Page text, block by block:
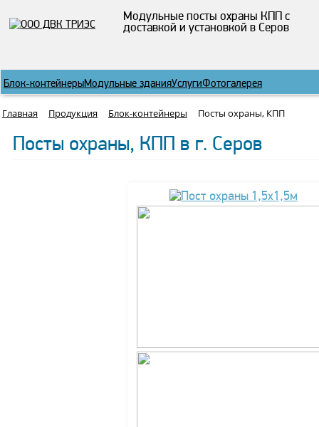
Модульные посты охраны КПП с
доставкой и установкой в Серов
Блок-контейнерыМодульные зданияУслугиФотогалерея
Главная Продукция Блок-контейнеры Посты охраны, КПП
Посты охраны, КПП в г. Серов